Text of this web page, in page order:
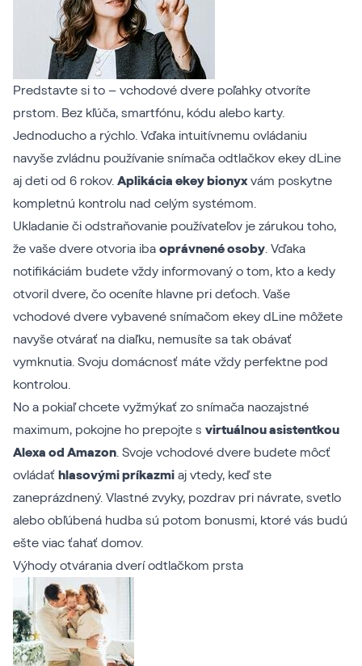
Predstavte si to – vchodové dvere poľahky otvoríte
prstom. Bez kľúča, smartfónu, kódu alebo karty.
Jednoducho a rýchlo. Vďaka intuitívnemu ovládaniu
navyše zvládnu používanie snímača odtlačkov ekey dLine
aj deti od 6 rokov. Aplikácia ekey bionyxvám poskytne
kompletnú kontrolu nad celým systémom.
Ukladanie či odstraňovanie používateľov je zárukou toho,
že vaše dvere otvoria iba oprávnené osoby. Vďaka
notifikáciám budete vždy informovaný o tom, kto a kedy
otvoril dvere, čo oceníte hlavne pri deťoch. Vaše
vchodové dvere vybavené snímačom ekey dLine môžete
navyše otvárať na diaľku, nemusíte sa tak obávať
vymknutia. Svoju domácnosť máte vždy perfektne pod
kontrolou.
No a pokiaľ chcete vyžmýkať zo snímača naozajstné
maximum, pokojne ho prepojte s virtuálnou asistentkou
Alexa od Amazon. Svoje vchodové dvere budete môcť
ovládať hlasovými príkazmi aj vtedy, keď ste
zaneprázdnený. Vlastné zvyky, pozdrav pri návrate, svetlo
alebo obľúbená hudba sú potom bonusmi, ktoré vás budú
ešte viac ťahať domov.
Výhody otvárania dverí odtlačkom prsta